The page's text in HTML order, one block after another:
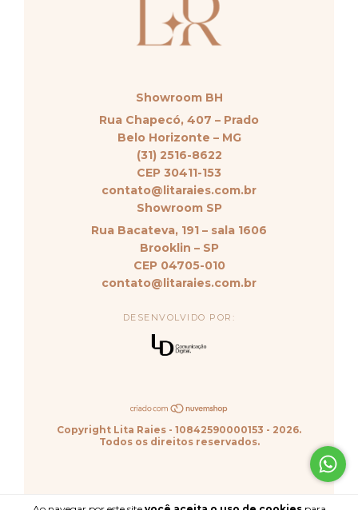
Showroom BH
Rua Chapecó, 407 – Prado
Belo Horizonte – MG
(31) 2516-8622
CEP 30411-153
contato@litaraies.com.br
Showroom SP
Rua Bacateva, 191 – sala 1606
Brooklin – SP
CEP 04705-010
contato@litaraies.com.br
DESENVOLVIDO POR:
Copyright Lita Raies - 10842590000153 - 2026.
Todos os direitos reservados.